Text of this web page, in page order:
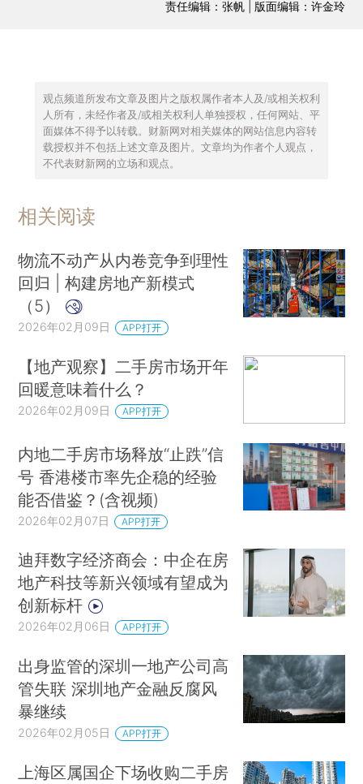
责任编辑：张帆 | 版面编辑：许金玲
观点频道所发布文章及图片之版权属作者本人及/或相关权利
人所有，未经作者及/或相关权利人单独授权，任何网站、平
面媒体不得予以转载。财新网对相关媒体的网站信息内容转
载授权并不包括上述文章及图片。文章均为作者个人观点，
不代表财新网的立场和观点。
相关阅读
物流不动产从内卷竞争到理性
回归 | 构建房地产新模式
（5）
2026年02月09日 APP打开
【地产观察】二手房市场开年
回暖意味着什么？
2026年02月09日 APP打开
内地二手房市场释放“止跌”信
号 香港楼市率先企稳的经验
能否借鉴？(含视频)
2026年02月07日 APP打开
迪拜数字经济商会：中企在房
地产科技等新兴领域有望成为
创新标杆
2026年02月06日 APP打开
出身监管的深圳一地产公司高
管失联 深圳地产金融反腐风
暴继续
2026年02月05日 APP打开
上海区属国企下场收购二手房